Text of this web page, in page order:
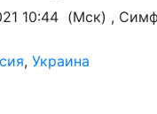
10:44 (Мск) ,
, Украина